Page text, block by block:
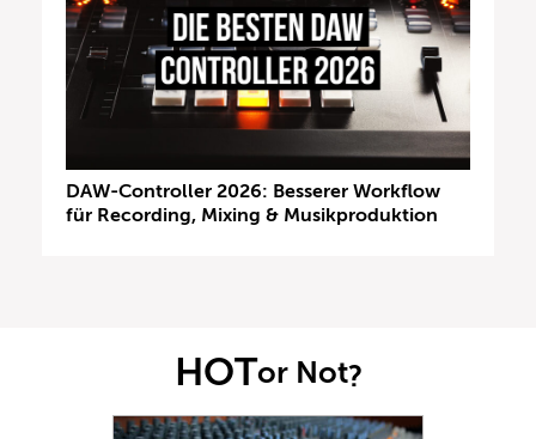
DAW-Controller 2026: Besserer Workflow
für Recording, Mixing & Musikproduktion
HOTor Not?